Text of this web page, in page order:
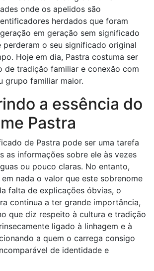
onde os apelidos são
herdados que foram
em geração sem significado
o seu significado original
Hoje em dia, Pastra costuma ser
de tradição familiar e conexão com
grupo familiar maior.
a essência do
Pastra
de Pastra pode ser uma tarefa
as informações sobre ele às vezes
ou pouco claras. No entanto,
nada o valor que este sobrenome
falta de explicações óbvias, o
continua a ter grande importância,
que diz respeito à cultura e tradição
ligado à linhagem e à
a quem o carrega consigo
de identidade e